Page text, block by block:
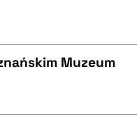
Muzeum